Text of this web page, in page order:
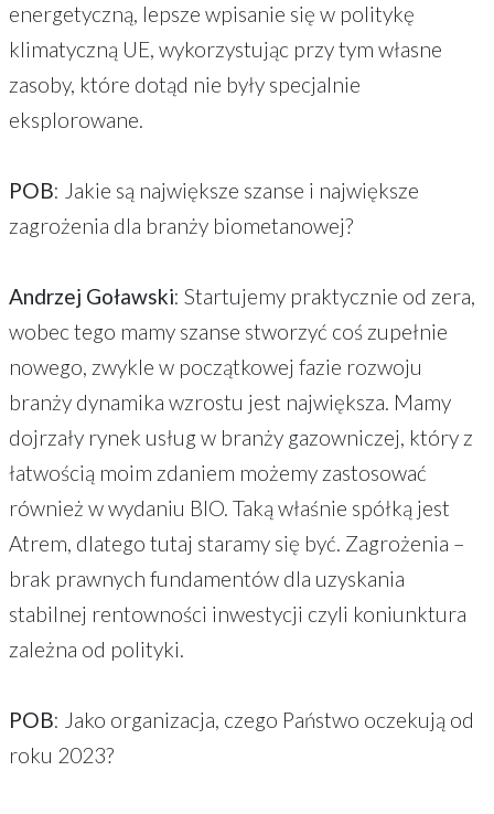
energetyczną, lepsze wpisanie się w politykę
klimatyczną UE, wykorzystując przy tym własne
zasoby, które dotąd nie były specjalnie
eksplorowane.
POB: Jakie są największe szanse i największe
zagrożenia dla branży biometanowej?
Andrzej Goławski: Startujemy praktycznie od zera,
wobec tego mamy szanse stworzyć coś zupełnie
nowego, zwykle w początkowej fazie rozwoju
branży dynamika wzrostu jest największa. Mamy
dojrzały rynek usług w branży gazowniczej, który z
łatwością moim zdaniem możemy zastosować
również w wydaniu BIO. Taką właśnie spółką jest
Atrem, dlatego tutaj staramy się być. Zagrożenia –
brak prawnych fundamentów dla uzyskania
stabilnej rentowności inwestycji czyli koniunktura
zależna od polityki.
POB: Jako organizacja, czego Państwo oczekują od
roku 2023?